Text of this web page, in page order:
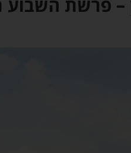
– פרשת השבוע